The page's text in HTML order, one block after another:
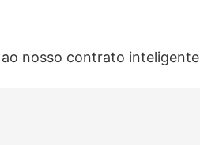
ao nosso contrato